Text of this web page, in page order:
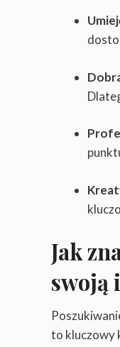
Jak
swoją
to kluczowy